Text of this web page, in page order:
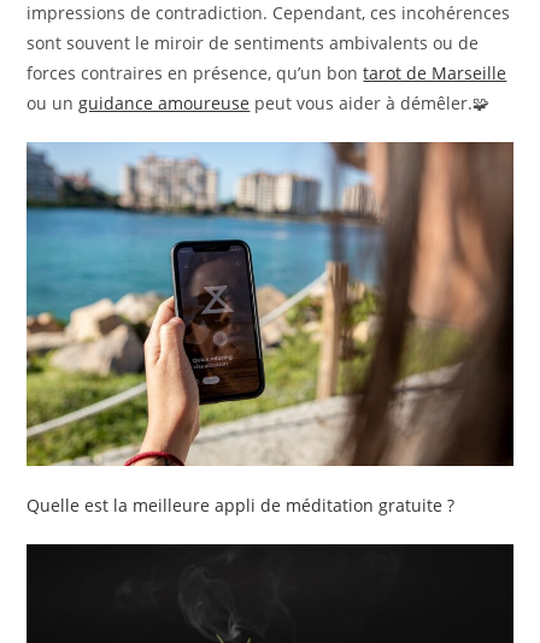
impressions de contradiction. Cependant, ces incohérences
sont souvent le miroir de sentiments ambivalents ou de
forces contraires en présence, qu’un bontarot de Marseille
ou unguidance amoureuse peut vous aider à démêler.🧩
Quelle est la meilleure appli de méditation gratuite ?